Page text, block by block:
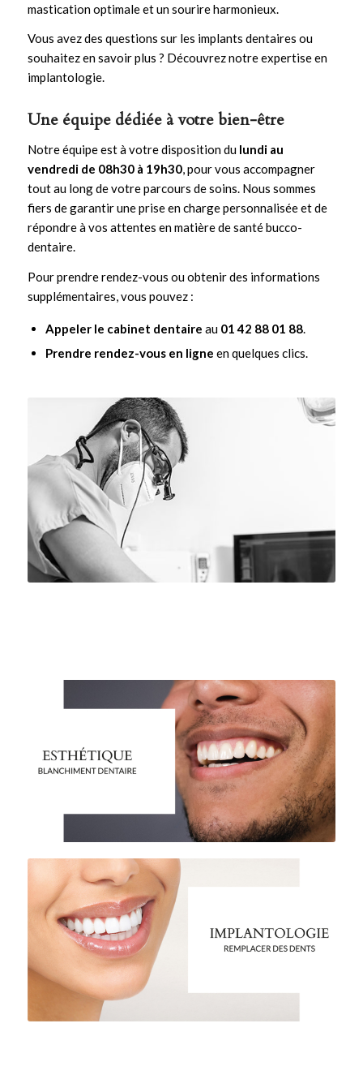
mastication optimale et un sourire harmonieux.
Vous avez des questions sur les implants dentaires ou
souhaitez en savoir plus ? Découvrez notre expertise en
implantologie.
Une équipe dédiée à votre bien-être
Notre équipe est à votre disposition du lundi au
vendredi de 08h30 à 19h30, pour vous accompagner
tout au long de votre parcours de soins. Nous sommes
fiers de garantir une prise en charge personnalisée et de
répondre à vos attentes en matière de santé bucco-
dentaire.
Pour prendre rendez-vous ou obtenir des informations
supplémentaires, vous pouvez :
Appeler le cabinet dentaire au 01 42 88 01 88.
Prendre rendez-vous en ligne en quelques clics.